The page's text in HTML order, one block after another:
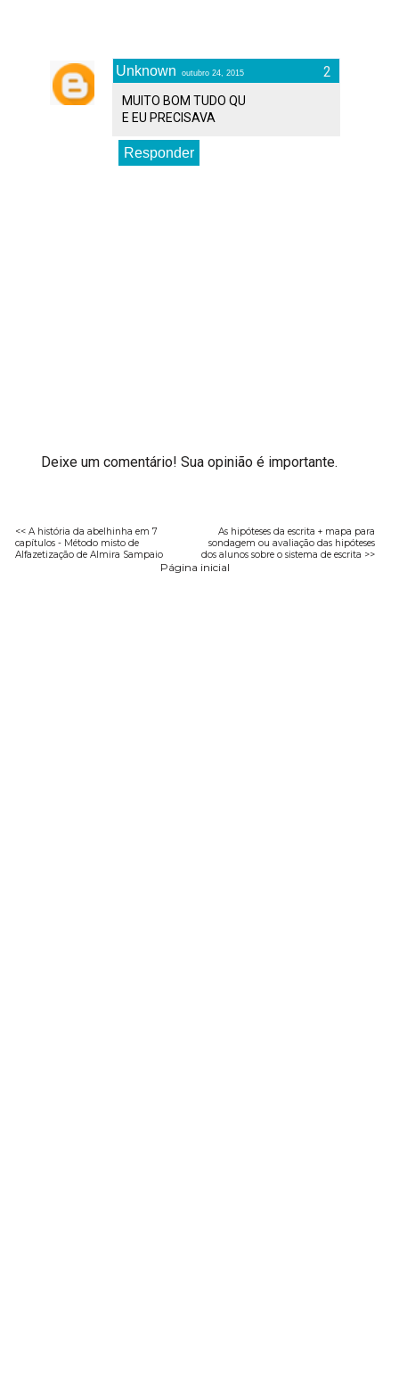
Unknown outubro 24, 2015
MUITO BOM TUDO QU
E EU PRECISAVA
Responder
Deixe um comentário! Sua opinião é importante.
<< A história da abelhinha em 7
capítulos - Método misto de
Alfazetização de Almira Sampaio
As hipóteses da escrita + mapa para
sondagem ou avaliação das hipóteses
dos alunos sobre o sistema de escrita >>
Página inicial